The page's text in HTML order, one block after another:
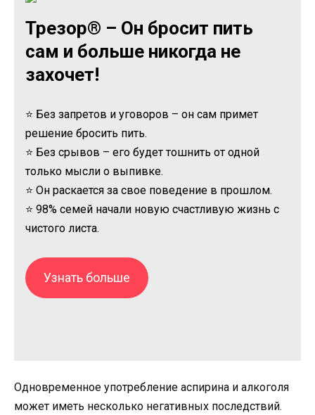
Трезор® – Он бросит пить
сам и больше никогда не
захочет!
⭐ Без запретов и уговоров – он сам примет
решение бросить пить.
⭐ Без срывов – его будет тошнить от одной
только мысли о выпивке.
⭐ Он раскается за свое поведение в прошлом.
⭐ 98% семей начали новую счастливую жизнь с
чистого листа.
Узнать больше
Одновременное употребление аспирина и алкоголя
может иметь несколько негативных последствий.